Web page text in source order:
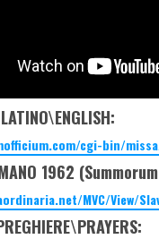
cgi-bin/
1962
MVC/View/